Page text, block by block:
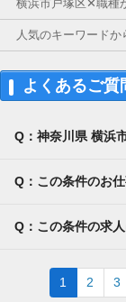
横浜市戸塚区✕職種
人気のキーワードか
よくあるご質
Q：神奈川県 横浜
Q：この条件のお
Q：この条件の求
1 2 3